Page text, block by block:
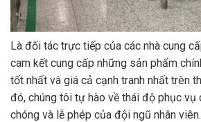
Là đối tác trực tiếp của các nhà cung
cam kết cung cấp những sản phẩm
tốt nhất và giá cả cạnh tranh nhất trên
đó, chúng tôi tự hào về thái độ phục vụ
chóng và lễ phép của đội ngũ nhân viên.